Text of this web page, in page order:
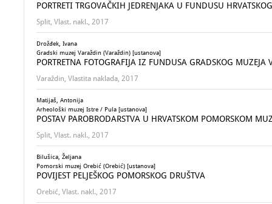
PORTRETI TRGOVAČKIH JEDRENJAKA U FUNDUSU
Split, Vlast. nakl., 2017
Drožđek, Ivana
Gradski muzej Varaždin (Varaždin) [ustanova]
PORTRETNA FOTOGRAFIJA IZ FUNDUSA GRADSKOG
Varaždin, Vlastita naklada, 2017
Matijaš, Antonija
Arheološki muzej Istre / Pula [ustanova]
POSTAV PAROBRODARSTVA U HRVATSKOM POMORSKOM
Split, Vlast. nakl., 2017
Bilušica, Željana
Pomorski muzej Orebić (Orebić) [ustanova]
POVIJEST PELJEŠKOG POMORSKOG DRUŠTVA
Orebić, Vlast. nakl., 2017